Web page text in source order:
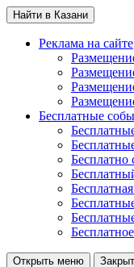
Найти в Казани
Реклама на сайте
Бесплатные
Бесплатно
Открыть меню